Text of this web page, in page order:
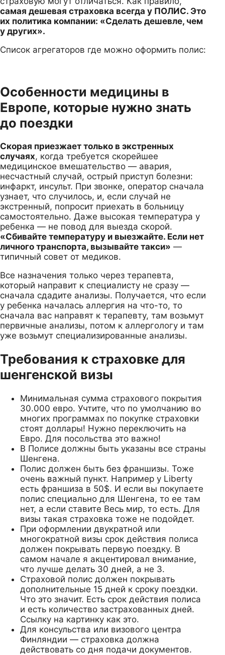
самая дешевая страховка всегда у ПОЛИС. Это
их политика компании: «Сделать дешевле, чем
у других».
Список агрегаторов где можно оформить полис:
Особенности медицины в
Европе, которые нужно знать
до поездки
Скорая приезжает только в экстренных
случаях, когда требуется скорейшее
медицинское вмешательство — авария,
несчастный случай, острый приступ болезни:
инфаркт, инсульт. При звонке, оператор сначала
узнает, что случилось, и, если случай не
экстренный, попросит приехать в больницу
самостоятельно. Даже высокая температура у
ребенка — не повод для выезда скорой.
«Сбивайте температуру и выезжайте. Если нет
личного транспорта, вызывайте такси» —
типичный совет от медиков.
Все назначения только через терапевта,
который направит к специалисту не сразу —
сначала сдадите анализы. Получается, что если
у ребенка началась аллергия на что-то, то
сначала вас направят к терапевту, там возьмут
первичные анализы, потом к аллергологу и там
уже возьмут специализированные анализы.
Требования к страховке для
шенгенской визы
Минимальная сумма страхового покрытия
30.000 евро. Учтите, что по умолчанию во
многих программах по покупке страховки
стоят доллары! Нужно переключить на
Евро. Для посольства это важно!
В Полисе должны быть указаны все страны
Шенгена.
Полис должен быть без франшизы. Тоже
очень важный пункт. Например у Liberty
есть франшиза в 50$. И если вы покупаете
полис специально для Шенгена, то ее там
нет, а если ставите Весь мир, то есть. Для
визы такая страховка тоже не подойдет.
При оформлении двукратной или
многократной визы срок действия полиса
должен покрывать первую поездку. В
самом начале я акцентировал внимание,
что лучше делать 30 дней, а не 3.
Страховой полис должен покрывать
дополнительные 15 дней к сроку поездки.
Что это значит. Есть срок действия полиса
и есть количество застрахованных дней.
Ссылку на картинку как это.
Для консульства или визового центра
Финляндии — страховка должна
действовать со дня подачи документов.